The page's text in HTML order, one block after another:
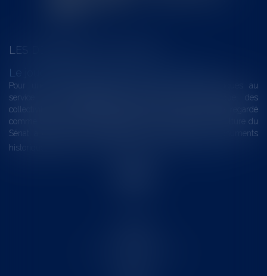
LES DERNIÈRES ACTUALITÉS
Le joug léger des monuments historiques
Pour une gestion patrimoniale des monuments historiques au
service du développement économique et touristique des
collectivités Le monument historique a longtemps été regardé
comme une charge. Le rapport que la commission de la culture du
Sénat a consacré, en juillet 2026, à la gestion des monuments
historiques invite à y voir aussi une ressour...